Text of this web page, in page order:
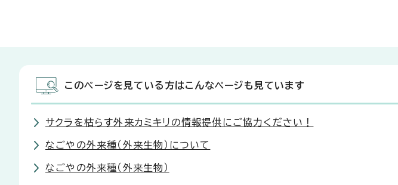
このページを見ている方はこんなページも見ています
サクラを枯らす外来カミキリの情報提供にご協力ください！
なごやの外来種（外来生物）について
なごやの外来種（外来生物）